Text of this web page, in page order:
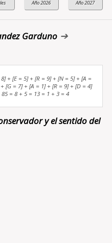
Garduno➔
+ [E = 5] + [R = 9] + [N = 5] + [A =
[G = 7] + [A = 1] + [R = 9] + [D = 4]
= 8 + 5 = 13 = 1 + 3 = 4
y el sentido del